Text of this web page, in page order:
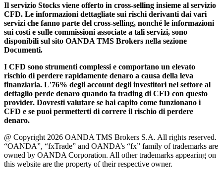
Il servizio Stocks viene offerto in cross-selling insieme al servizio
CFD. Le informazioni dettagliate sui rischi derivanti dai vari
servizi che fanno parte del cross-selling, nonché le informazioni
sui costi e sulle commissioni associate a tali servizi, sono
disponibili sul sito OANDA TMS Brokers nella sezione
Documenti.
I CFD sono strumenti complessi e comportano un elevato
rischio di perdere rapidamente denaro a causa della leva
finanziaria. L'76% degli account degli investitori nel settore al
dettaglio perde denaro quando fa trading di CFD con questo
provider. Dovresti valutare se hai capito come funzionano i
CFD e se puoi permetterti di correre il rischio di perdere
denaro.
@ Copyright 2026 OANDA TMS Brokers S.A. All rights reserved.
“OANDA”, “fxTrade” and OANDA’s “fx” family of trademarks are
owned by OANDA Corporation. All other trademarks appearing on
this website are the property of their respective owner.